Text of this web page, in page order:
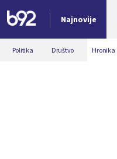
Najnovije
Nova vest
Politika Društvo Hronika